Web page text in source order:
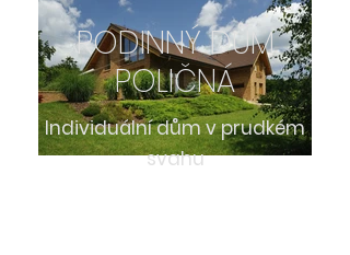
RODINNÝ DŮM
POLIČNÁ
Individuální dům v prudkém
svahu